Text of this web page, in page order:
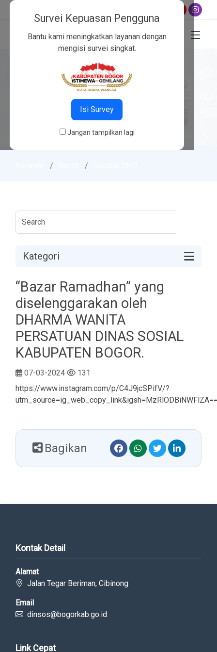
Kategori
“Bazar Ramadhan” yang
diselenggarakan oleh
DHARMA WANITA
PERSATUAN DINAS SOSIAL
KABUPATEN BOGOR.
07-03-2024
131
https://www.instagram.com/p/C4J9jcSPifV/?
Bagikan
Kontak Detail
Alamat
Jalan Tegar Beriman, Cibinong
Email
dinsos@bogorkab.go.id
Link Cepat
Survei Kepuasan Pengguna
Bantu kami meningkatkan layanan dengan
mengisi survei singkat.
Isi Survey
Jangan tampilkan lagi